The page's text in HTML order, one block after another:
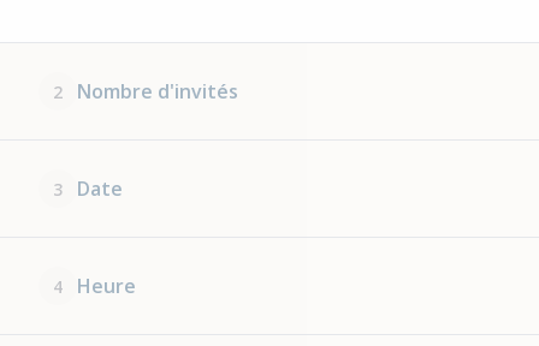
2 Nombre d'invités
3 Date
4 Heure